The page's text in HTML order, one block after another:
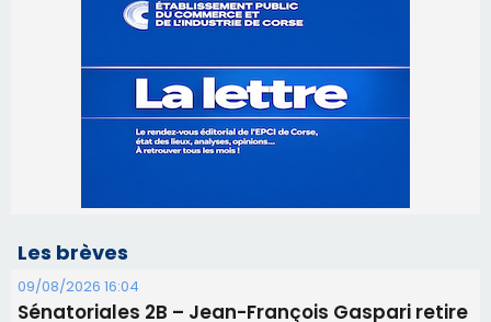
09/08/2026 16:04
Sénatoriales 2B – Jean-François Gaspari retire
sa candidature
Festa di l’Associi Curtinesi le 13 septembre
06/08/2026 15:57
Ucciani – Marché des producteurs à Cruculi le
11 août